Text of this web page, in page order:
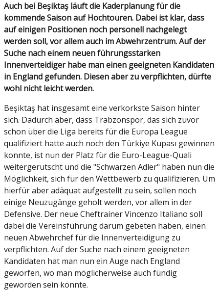
Auch bei Beşiktaş läuft die Kaderplanung für die
kommende Saison auf Hochtouren. Dabei ist klar, dass
auf einigen Positionen noch personell nachgelegt
werden soll, vor allem auch im Abwehrzentrum. Auf der
Suche nach einem neuen führungsstarken
Innenverteidiger habe man einen geeigneten Kandidaten
in England gefunden. Diesen aber zu verpflichten, dürfte
wohl nicht leicht werden.
Beşiktaş hat insgesamt eine verkorkste Saison hinter
sich. Dadurch aber, dass Trabzonspor, das sich zuvor
schon über die Liga bereits für die Europa League
qualifiziert hatte auch noch den Türkiye Kupası gewinnen
konnte, ist nun der Platz für die Euro-League-Quali
weitergerutscht und die "Schwarzen Adler" haben nun die
Möglichkeit, sich für den Wettbewerb zu qualifizieren. Um
hierfür aber adäquat aufgestellt zu sein, sollen noch
einige Neuzugänge geholt werden, vor allem in der
Defensive. Der neue Cheftrainer Vincenzo Italiano soll
dabei die Vereinsführung darum gebeten haben, einen
neuen Abwehrchef für die Innenverteidigung zu
verpflichten. Auf der Suche nach einem geeigneten
Kandidaten hat man nun ein Auge nach England
geworfen, wo man möglicherweise auch fündig
geworden sein könnte.